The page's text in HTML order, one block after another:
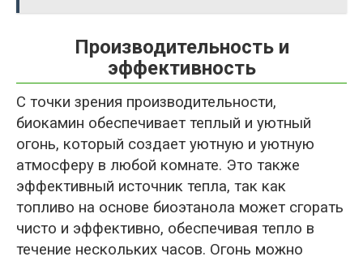
Производительность и
эффективность
С точки зрения производительности,
биокамин обеспечивает теплый и уютный
огонь, который создает уютную и уютную
атмосферу в любой комнате. Это также
эффективный источник тепла, так как
топливо на основе биоэтанола может сгорать
чисто и эффективно, обеспечивая тепло в
течение нескольких часов. Огонь можно